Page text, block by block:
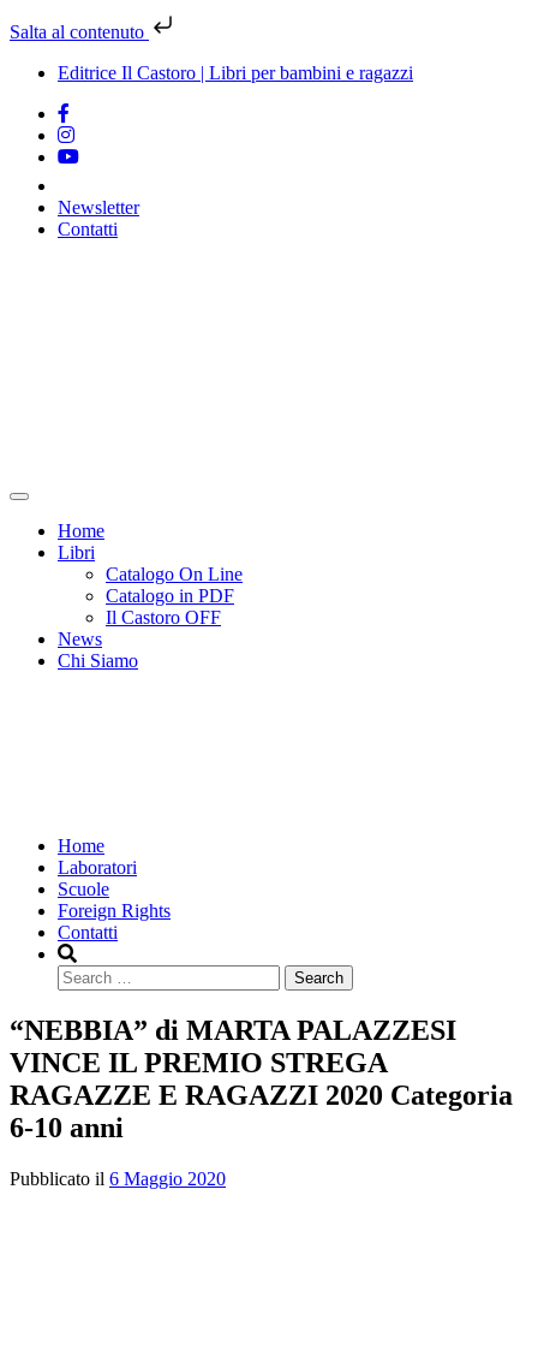
Salta al contenuto
Editrice Il Castoro | Libri per bambini e ragazzi
Newsletter
Contatti
Home
Libri
Catalogo On Line
Catalogo in PDF
Il Castoro OFF
News
Chi Siamo
Home
Laboratori
Scuole
Foreign Rights
Contatti
Search
“NEBBIA” di MARTA PALAZZESI
VINCE IL PREMIO STREGA
RAGAZZE E RAGAZZI 2020 Categoria
6-10 anni
Pubblicato il 6 Maggio 2020